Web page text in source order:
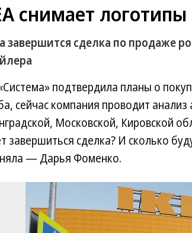
снимает логотипы
завершится сделка по продаже
подтвердила планы о
сейчас компания проводит
Московской, Кировской
завершиться сделка? И сколько
— Дарья Фоменко.